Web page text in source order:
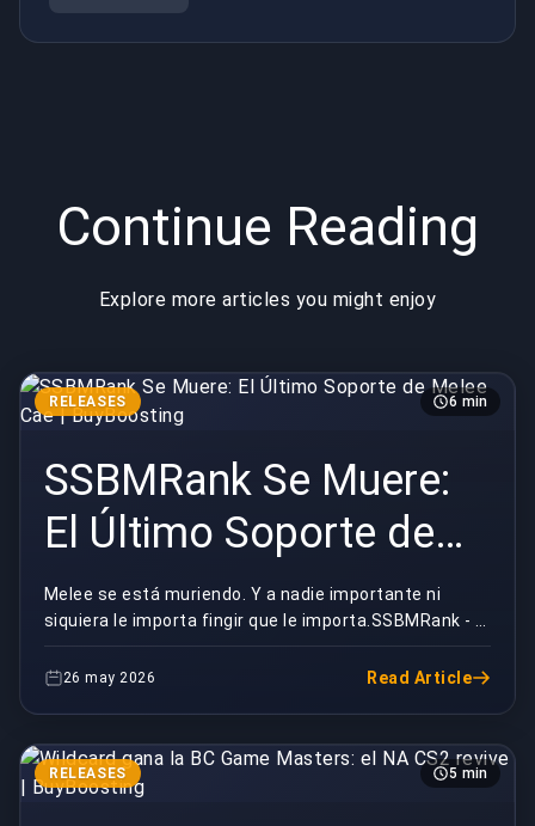
Continue Reading
Explore more articles you might enjoy
RELEASES 6 min
SSBMRank Se Muere:
El Último Soporte de
Melee Cae |
BuyBoosting
Melee se está muriendo. Y a nadie importante ni
siquiera le importa fingir que le importa.SSBMRank - lo
único que mantenía coherente a la escena compe...
26 may 2026 Read Article
RELEASES 5 min